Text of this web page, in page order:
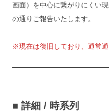
画面）を中心に繋がりにくい
の通りご報告いたします。
※現在は復旧しており、通常通
■ 詳細 / 時系列